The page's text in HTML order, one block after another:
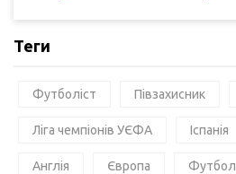
Теги
Футболіст Півзахисник
Ліга чемпіонів УЄФА Іспанія
Англія Європа Футбол